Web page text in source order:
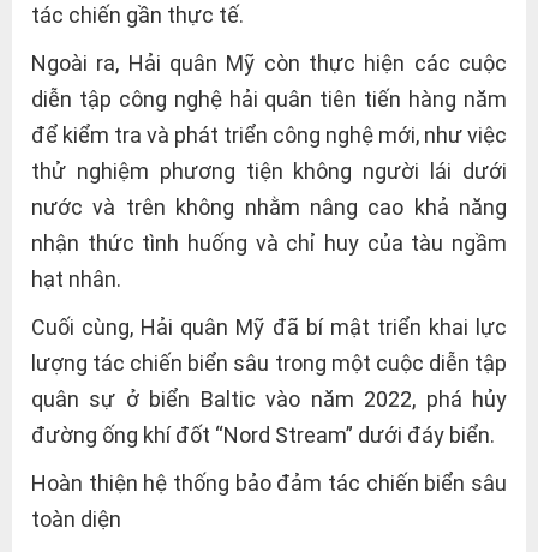
tác chiến gần thực tế.
Ngoài ra, Hải quân Mỹ còn thực hiện các cuộc
diễn tập công nghệ hải quân tiên tiến hàng năm
để kiểm tra và phát triển công nghệ mới, như việc
thử nghiệm phương tiện không người lái dưới
nước và trên không nhằm nâng cao khả năng
nhận thức tình huống và chỉ huy của tàu ngầm
hạt nhân.
Cuối cùng, Hải quân Mỹ đã bí mật triển khai lực
lượng tác chiến biển sâu trong một cuộc diễn tập
quân sự ở biển Baltic vào năm 2022, phá hủy
đường ống khí đốt “Nord Stream” dưới đáy biển.
Hoàn thiện hệ thống bảo đảm tác chiến biển sâu
toàn diện